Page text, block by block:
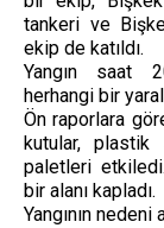
tankeri ve
ekip de katıldı.
Yangın saat
herhangi bir
Ön raporlara
kutular,
paletleri
bir alanı kapladı.
Yangının nedeni